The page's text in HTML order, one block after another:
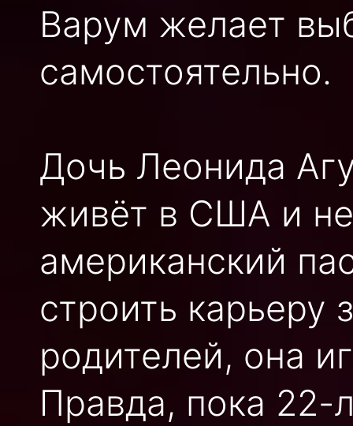
Варум желает
самостоятельно.
Дочь Леонида
живёт в США и
американский
строить карьеру
родителей, она
Правда, пока 22-